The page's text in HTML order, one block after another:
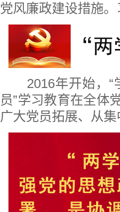
党风廉政建设措施
2016年开始，“
员”学习教育在全体
广大党员拓展、从